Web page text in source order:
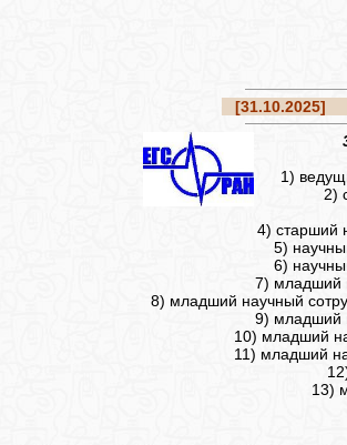
[31.10.2025]
1)
2)
4) старший
5)
6)
7) младший
8) младший научный
9) младший
10) младший
11) младший
13)